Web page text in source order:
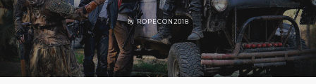
VAPAAEHTOISILLE
MYYJILLE
MEDIALLE
BLOGI
by ROPECON2018